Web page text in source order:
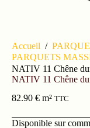
Accueil /
PARQUETS
NATIV 11 Chêne
NATIV 11 Chêne
82.90 € m² TTC
Disponible sur